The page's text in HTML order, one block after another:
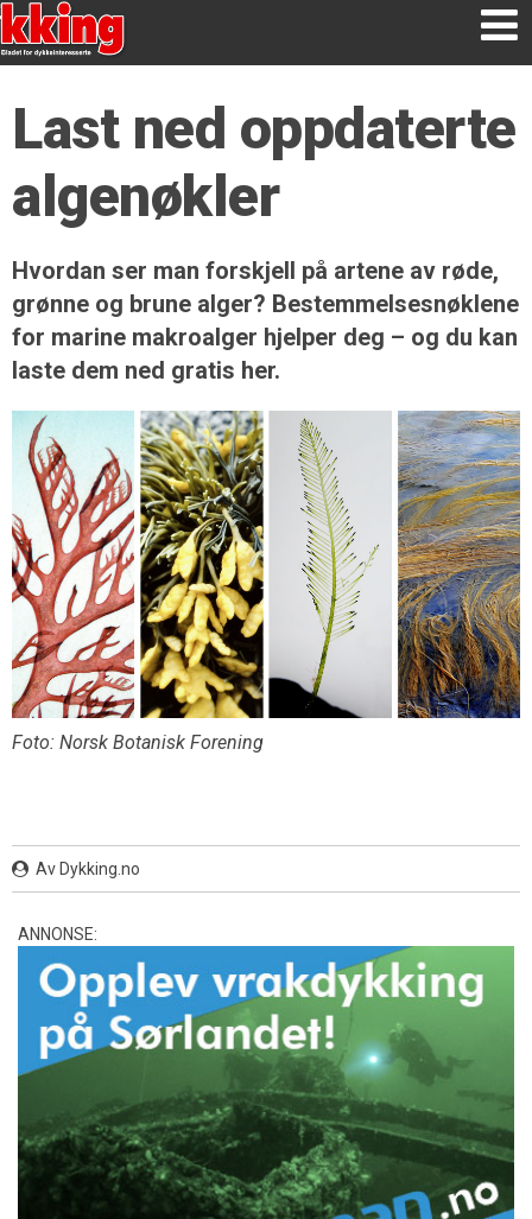
Last ned oppdaterte
algenøkler
Hvordan ser man forskjell på artene av røde,
grønne og brune alger? Bestemmelses­nøklene
for marine makroalger hjelper deg – og du kan
laste dem ned gratis her.
Foto: Norsk Botanisk Forening
Av Dykking.no
ANNONSE: